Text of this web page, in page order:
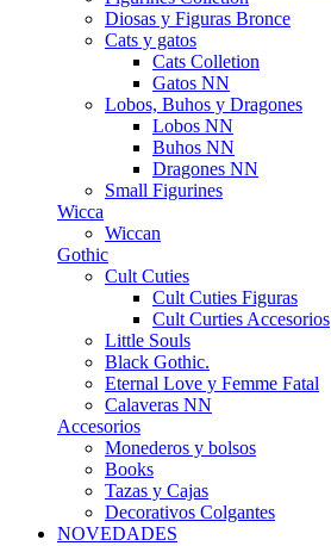
Diosas y Figuras Bronce
Cats y gatos
Cats Colletion
Gatos NN
Lobos, Buhos y Dragones
Lobos NN
Buhos NN
Dragones NN
Small Figurines
Wicca
Wiccan
Gothic
Cult Cuties
Cult Cuties Figuras
Cult Curties Accesorios
Little Souls
Black Gothic.
Eternal Love y Femme Fatal
Calaveras NN
Accesorios
Monederos y bolsos
Books
Tazas y Cajas
Decorativos Colgantes
NOVEDADES